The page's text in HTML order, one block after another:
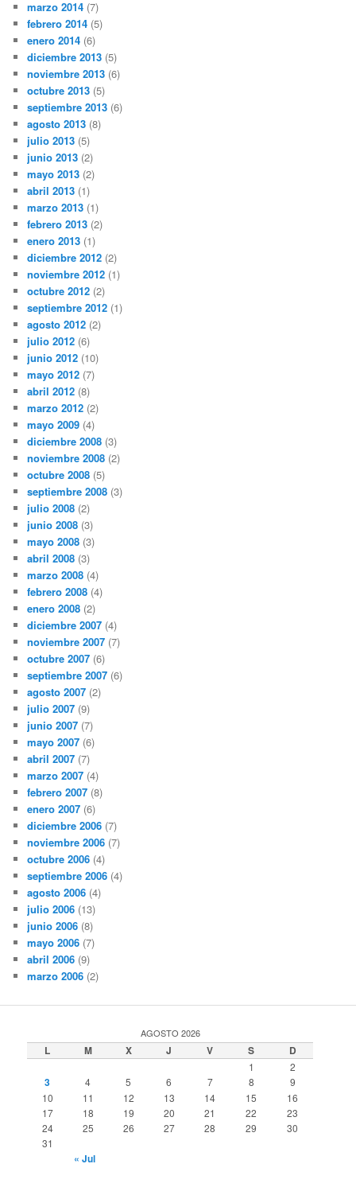
marzo 2014 (7)
febrero 2014 (5)
enero 2014 (6)
diciembre 2013 (5)
noviembre 2013 (6)
octubre 2013 (5)
septiembre 2013 (6)
agosto 2013 (8)
julio 2013 (5)
junio 2013 (2)
mayo 2013 (2)
abril 2013 (1)
marzo 2013 (1)
febrero 2013 (2)
enero 2013 (1)
diciembre 2012 (2)
noviembre 2012 (1)
octubre 2012 (2)
septiembre 2012 (1)
agosto 2012 (2)
julio 2012 (6)
junio 2012 (10)
mayo 2012 (7)
abril 2012 (8)
marzo 2012 (2)
mayo 2009 (4)
diciembre 2008 (3)
noviembre 2008 (2)
octubre 2008 (5)
septiembre 2008 (3)
julio 2008 (2)
junio 2008 (3)
mayo 2008 (3)
abril 2008 (3)
marzo 2008 (4)
febrero 2008 (4)
enero 2008 (2)
diciembre 2007 (4)
noviembre 2007 (7)
octubre 2007 (6)
septiembre 2007 (6)
agosto 2007 (2)
julio 2007 (9)
junio 2007 (7)
mayo 2007 (6)
abril 2007 (7)
marzo 2007 (4)
febrero 2007 (8)
enero 2007 (6)
diciembre 2006 (7)
noviembre 2006 (7)
octubre 2006 (4)
septiembre 2006 (4)
agosto 2006 (4)
julio 2006 (13)
junio 2006 (8)
mayo 2006 (7)
abril 2006 (9)
marzo 2006 (2)
AGOSTO 2026
L M X J V S D
1 2
3 4 5 6 7 8
9
10
11 12 13 14 15
16
17
18 19 20 21 22
23
24
25 26 27 28 29
30
31
« Jul